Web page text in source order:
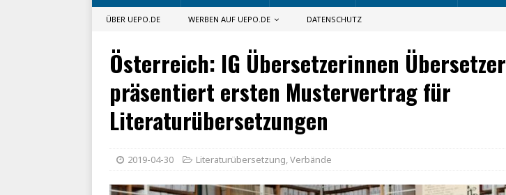
ÜBER UEPO.DE WERBEN AUF UEPO.DE DATENSCHUTZ
Österreich: IG Übersetzerinnen Übersetzer
präsentiert ersten Mustervertrag für
Literaturübersetzungen
2019-04-30 Literaturübersetzung,Verbände